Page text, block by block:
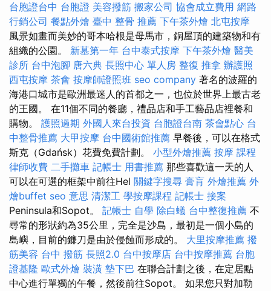
台胞證台中 台胞證 美容撥筋 搬家公司 協會成立費用 網路
行銷公司 餐點外燴 臺中 整骨 推薦 下午茶外燴 北屯按摩
風景如畫而美妙的哥本哈根是母馬市，銅屋頂的建築物和有
組織的公園。 新墓第一年 台中泰式按摩 下午茶外燴 醫美
診所 台中泡腳 唐六典 長照中心 單人房 整復 推拿 辦護照
西屯按摩 茶會 按摩師證照班 seo company 著名的波羅的
海港口城市是歐洲最迷人的首都之一，也位於世界上最古老
的王國。 在11個不同的餐廳，禮品店和手工藝品店裡餐和
購物。 護照過期 外國人來台投資 台胞證台南 茶會點心 台
中整骨推薦 大甲按摩 台中國術館推薦 早餐後，可以在格式
斯克（Gdańsk）花費免費計劃。 小型外燴推薦 按摩 課程
律師收費 二手攤車 記帳士 用書推薦 那些喜歡這一天的人
可以在可選的框架中前往Hel 關鍵字搜尋 膏肓 外燴推薦 外
燴buffet seo 意思 清潔工 學按摩課程 記帳士 接案
Peninsula和Sopot。 記帳士 自學 除白蟻 台中整復推薦 不
尋常的形狀約為35公里，完全是沙島，最初是一個小島的
島嶼，目前的鐮刀是由於侵蝕而形成的。 大里按摩推薦 撥
筋美容 台中 撥筋 長照2.0 台中按摩店 台中按摩推薦 台胞
證基隆 歐式外燴 裝潢 墊下巴 在聯合計劃之後，在定居點
中心進行單獨的午餐，然後前往Sopot。 如果您只對加勒